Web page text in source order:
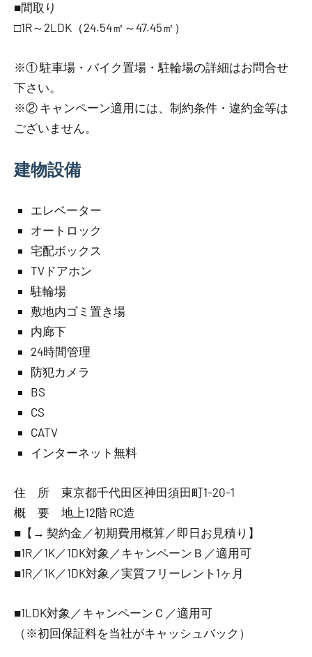
■間取り
□1R～2LDK（24.54㎡～47.45㎡）
※① 駐車場・バイク置場・駐輪場の詳細はお問合せ
下さい。
※② キャンペーン適用には、制約条件・違約金等は
ございません。
建物設備
エレベーター
オートロック
宅配ボックス
TVドアホン
駐輪場
敷地内ゴミ置き場
内廊下
24時間管理
防犯カメラ
BS
CS
CATV
インターネット無料
住 所 東京都千代田区神田須田町1-20-1
概 要 地上12階 RC造
■【→ 契約金／初期費用概算／即日お見積り】
■1R／1K／1DK対象／キャンペーンＢ／適用可
■1R／1K／1DK対象／実質フリーレント1ヶ月
■1LDK対象／キャンペーンＣ／適用可
（※初回保証料を当社がキャッシュバック）